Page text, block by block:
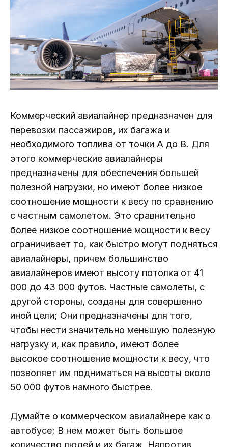
Коммерческий авиалайнер предназначен для
перевозки пассажиров, их багажа и
необходимого топлива от точки A до B. Для
этого коммерческие авиалайнеры
предназначены для обеспечения большей
полезной нагрузки, но имеют более низкое
соотношение мощности к весу по сравнению
с частным самолетом. Это сравнительно
более низкое соотношение мощности к весу
ограничивает то, как быстро могут подняться
авиалайнеры, причем большинство
авиалайнеров имеют высоту потолка от 41
000 до 43 000 футов. Частные самолеты, с
другой стороны, созданы для совершенно
иной цели; Они предназначены для того,
чтобы нести значительно меньшую полезную
нагрузку и, как правило, имеют более
высокое соотношение мощности к весу, что
позволяет им подниматься на высоты около
50 000 футов намного быстрее.
Думайте о коммерческом авиалайнере как о
автобусе; В нем может быть большое
количество людей и их багаж. Напротив,